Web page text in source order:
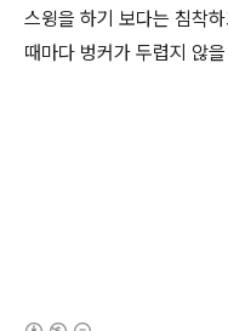
스윙을 하기 보다는 침착
때마다 벙커가 두렵지 않